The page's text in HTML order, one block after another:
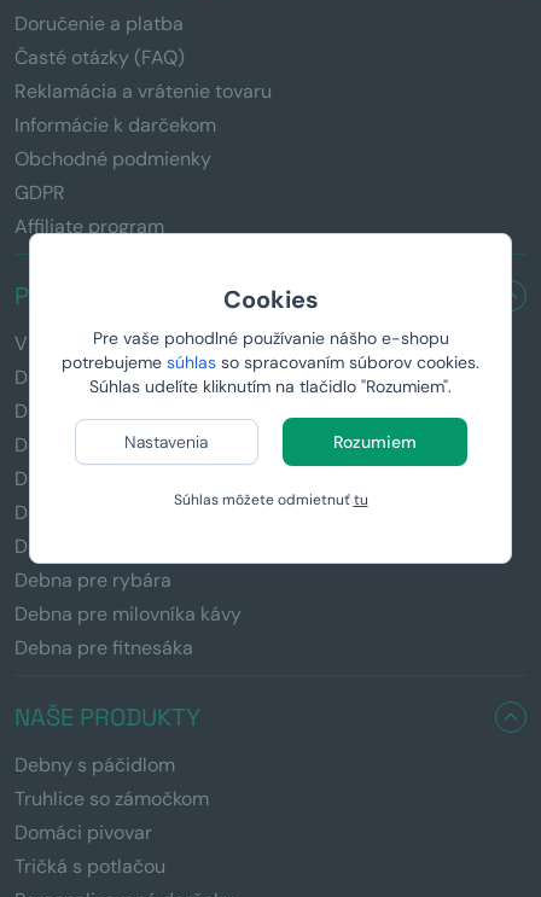
Cookies
Pre vaše pohodlné používanie nášho e-shopu
potrebujeme súhlas so spracovaním súborov cookies.
Súhlas udelíte kliknutím na tlačidlo "Rozumiem".
Nastavenia Rozumiem
Súhlas môžete odmietnuťtu
Doručenie a platba
Časté otázky (FAQ)
Reklamácia a vrátenie tovaru
Informácie k darčekom
Obchodné podmienky
GDPR
Affiliate program
PRE KOHO HĽADÁTE DARČEK?
Všetky darčeky
Darčeky pre mužov
Darčeky pre ženy
Darčeky pre deti
Darčeky pre otecka
Darčeky pre mamičku
Debna pre pivára
Debna pre rybára
Debna pre milovníka kávy
Debna pre fitnesáka
NAŠE PRODUKTY
Debny s páčidlom
Truhlice so zámočkom
Domáci pivovar
Tričká s potlačou